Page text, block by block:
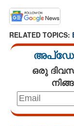
RELATED TOPICS:
ഒരു